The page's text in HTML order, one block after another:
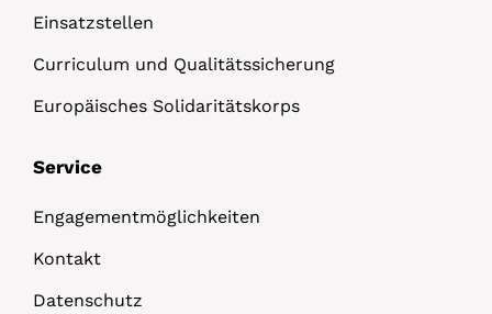
Einsatzstellen
Curriculum und Qualitätssicherung
Europäisches Solidaritätskorps
Service
Engagementmöglichkeiten
Kontakt
Datenschutz